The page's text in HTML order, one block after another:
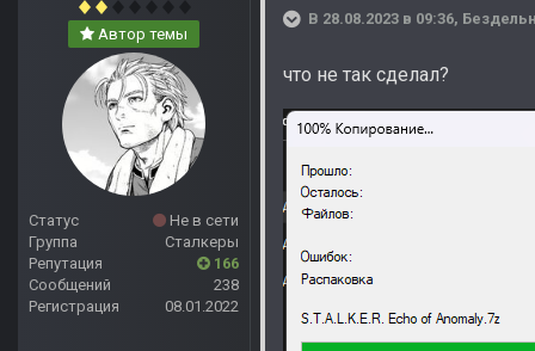
Автор темы
Статус
Не в сети
Группа
Сталкеры
Репутация
166
Сообщений
238
Регистрация
08.01.2022
В 28.08.2023 в 09:36,
что не так сделал?